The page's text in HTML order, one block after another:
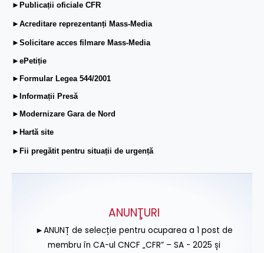
►Publicații oficiale CFR
►Acreditare reprezentanți Mass-Media
►Solicitare acces filmare Mass-Media
►ePetiție
►Formular Legea 544/2001
►Informații Presă
►Modernizare Gara de Nord
►Hartă site
►Fii pregătit pentru situații de urgență
ANUNŢURI
►ANUNȚ de selecție pentru ocuparea a 1 post de
membru în CA-ul CNCF „CFR” – SA - 2025 și